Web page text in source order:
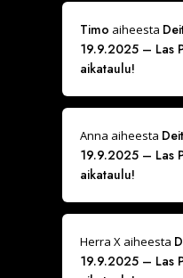
Timo aiheesta
19.9.2025 – Las
aikataulu!
Anna aiheesta
19.9.2025 – Las
aikataulu!
Herra Xaiheesta
19.9.2025 – Las